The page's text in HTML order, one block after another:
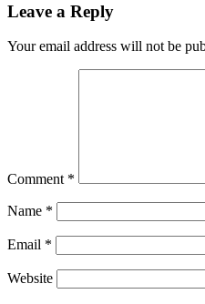
Leave a Reply
Your email address will not be
Comment *
Name *
Email *
Website